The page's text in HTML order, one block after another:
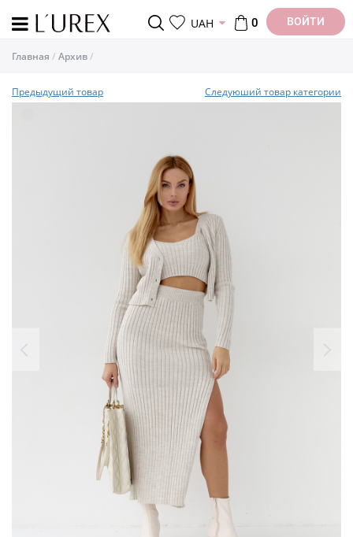
UAH 0 ВОЙТИ
Главная Архив
Предыдущий товар Следуюший товар категории